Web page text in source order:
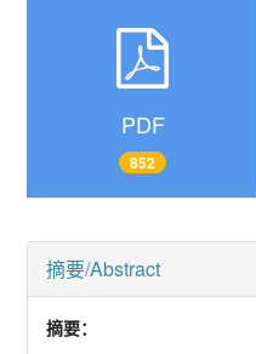
PDF
852
摘要/Abstract
摘要：